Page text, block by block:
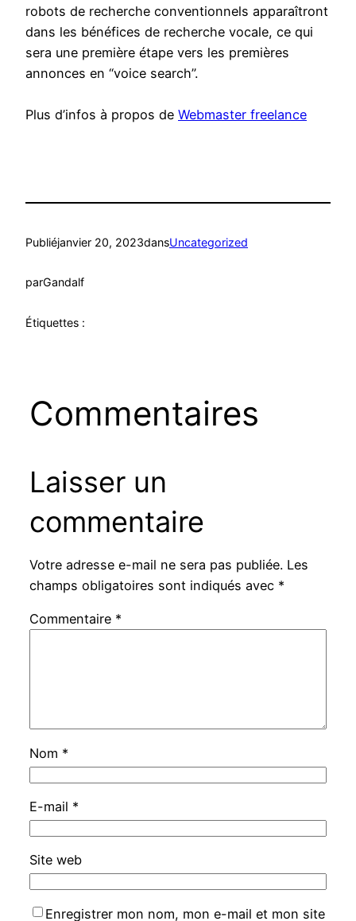
robots de recherche conventionnels apparaîtront
dans les bénéfices de recherche vocale, ce qui
sera une première étape vers les premières
annonces en “voice search”.
Plus d’infos à propos de Webmaster freelance
Publiéjanvier 20, 2023dansUncategorized
parGandalf
Étiquettes :
Commentaires
Laisser un
commentaire
Votre adresse e-mail ne sera pas publiée. Les
champs obligatoires sont indiqués avec *
Commentaire *
Nom *
E-mail *
Site web
Enregistrer mon nom, mon e-mail et mon site